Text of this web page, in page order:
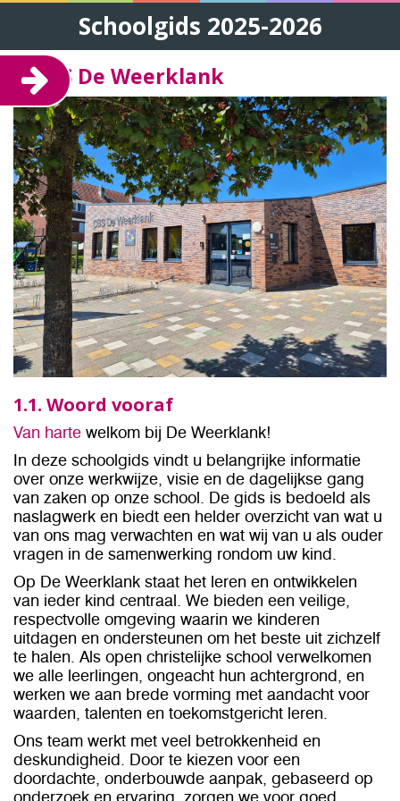
Schoolgids 2025-2026
1. CBS De Weerklank
1.1. Woord vooraf
Van harte welkom bij De Weerklank!
In deze schoolgids vindt u belangrijke informatie
over onze werkwijze, visie en de dagelijkse gang
van zaken op onze school. De gids is bedoeld als
naslagwerk en biedt een helder overzicht van wat u
van ons mag verwachten en wat wij van u als ouder
vragen in de samenwerking rondom uw kind.
Op De Weerklank staat het leren en ontwikkelen
van ieder kind centraal. We bieden een veilige,
respectvolle omgeving waarin we kinderen
uitdagen en ondersteunen om het beste uit zichzelf
te halen. Als open christelijke school verwelkomen
we alle leerlingen, ongeacht hun achtergrond, en
werken we aan brede vorming met aandacht voor
waarden, talenten en toekomstgericht leren.
Ons team werkt met veel betrokkenheid en
deskundigheid. Door te kiezen voor een
doordachte, onderbouwde aanpak, gebaseerd op
onderzoek en ervaring, zorgen we voor goed